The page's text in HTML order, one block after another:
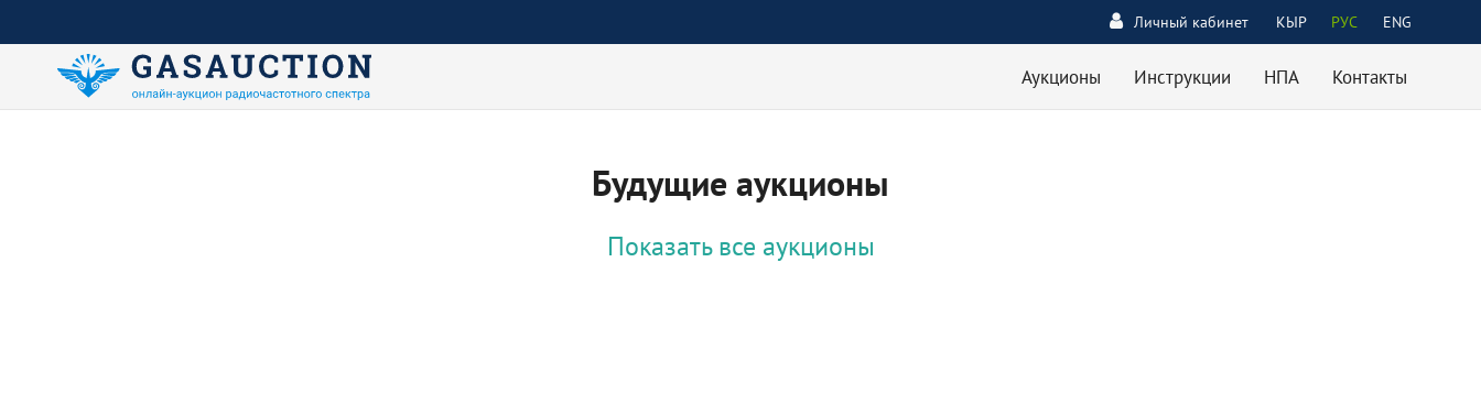
КЫР РУС ENG
Личный кабинет
Аукционы Инструкции НПА Контакты
Будущие аукционы
Показать все аукционы